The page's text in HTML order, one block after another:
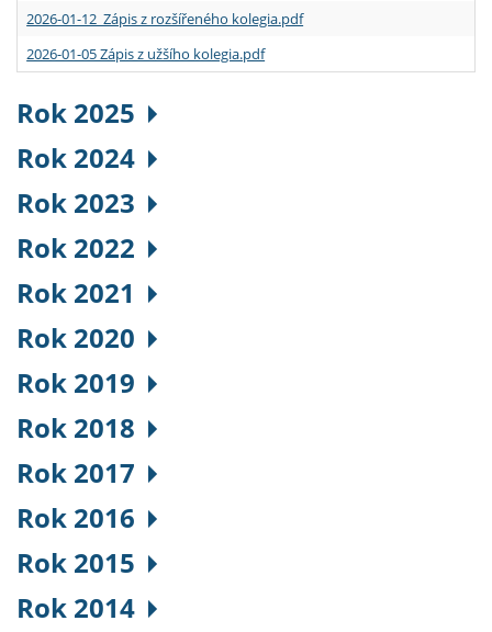
2026-01-12 Zápis z rozšířeného kolegia.pdf
2026-01-05 Zápis z užšího kolegia.pdf
Rok 2025
Rok 2024
Rok 2023
Rok 2022
Rok 2021
Rok 2020
Rok 2019
Rok 2018
Rok 2017
Rok 2016
Rok 2015
Rok 2014